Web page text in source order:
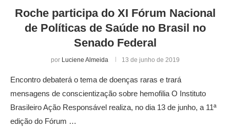
Roche participa do XI Fórum Nacional
de Políticas de Saúde no Brasil no
Senado Federal
por Luciene Almeida 13 de junho de 2019
Encontro debaterá o tema de doenças raras e trará
mensagens de conscientização sobre hemofilia O Instituto
Brasileiro Ação Responsável realiza, no dia 13 de junho, a 11ª
edição do Fórum …